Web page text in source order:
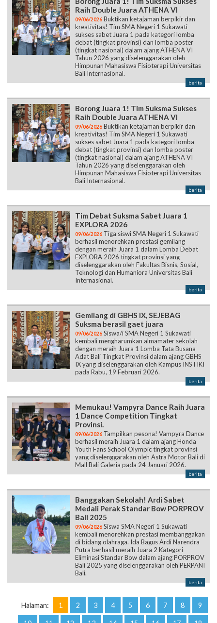
Raih Double Juara ATHENA VI
09/06/2026 Buktikan ketajaman berpikir dan
kreativitas! Tim SMA Negeri 1 Sukawati
sukses sabet Juara 1 pada kategori lomba
debat (tingkat provinsi) dan lomba poster
(tingkat nasional) dalam ajang ATHENA VI
Tahun 2026 yang diselenggarakan oleh
Himpunan Mahasiswa Fisioterapi Universitas
Bali Internasional.
berita
Borong Juara 1! Tim Suksma Sukses
Raih Double Juara ATHENA VI
09/06/2026 Buktikan ketajaman berpikir dan
kreativitas! Tim SMA Negeri 1 Sukawati
sukses sabet Juara 1 pada kategori lomba
debat (tingkat provinsi) dan lomba poster
(tingkat nasional) dalam ajang ATHENA VI
Tahun 2026 yang diselenggarakan oleh
Himpunan Mahasiswa Fisioterapi Universitas
Bali Internasional.
berita
Tim Debat Suksma Sabet Juara 1
EXPLORA 2026
09/06/2026 Tiga siswi SMA Negeri 1 Sukawati
berhasil menorehkan prestasi gemilang
dengan meraih Juara 1 dalam Lomba Debat
EXPLORA 2026 tingkat provinsi yang
diselenggarakan oleh Fakultas Bisnis, Sosial,
Teknologi dan Humaniora Universitas Bali
Internasional.
berita
Gemilang di GBHS IX, SEJEBAG
Suksma berasil gaet juara
09/06/2026 Siswa/i SMA Negeri 1 Sukawati
kembali mengharumkan almamater sekolah
dengan meraih Juara 1 Lomba Tata Busana
Adat Bali Tingkat Provinsi dalam ajang GBHS
IX yang diselenggarakan oleh Kampus INSTIKI
pada Rabu, 19 Februari 2026.
berita
Memukau! Vampyra Dance Raih Juara
1 Dance Competition Tingkat
Provinsi.
09/06/2026 Tampilkan pesona! Vampyra Dance
berhasil meraih Juara 1 dalam ajang Honda
Youth Fans School Olympic tingkat provinsi
yang diselenggarakan oleh Astra Motor Bali di
Mall Bali Galeria pada 24 Januari 2026.
berita
Banggakan Sekolah! Ardi Sabet
Medali Perak Standar Bow PORPROV
Bali 2025
09/06/2026 Siswa SMA Negeri 1 Sukawati
kembali menorehkan prestasi membanggakan
di bidang olahraga. Ida Bagus Ardi Narendra
Putra berhasil meraih Juara 2 Kategori
Eliminasi Standar Bow dalam ajang PORPROV
Bali 2025 yang diselenggarakan oleh PERPANI
Bali.
berita
Halaman: 1 2 3 4 5 6 7 8 9